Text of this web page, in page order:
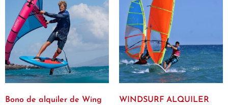
Bono de alquiler de Wing
WINDSURF ALQUILER